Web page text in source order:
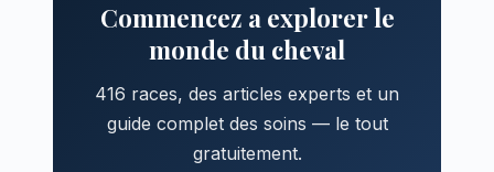
Commencez a explorer le
monde du cheval
416 races, des articles experts et un
guide complet des soins — le tout
gratuitement.